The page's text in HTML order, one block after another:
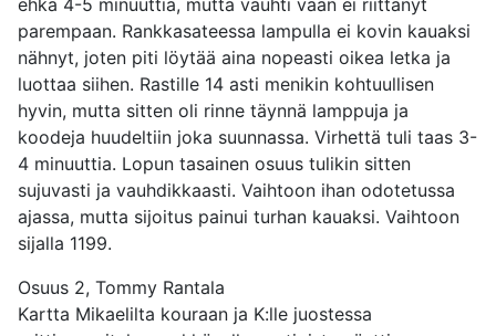
parempaan. Rankkasateessa lampulla ei kovin kauaksi
nähnyt, joten piti löytää aina nopeasti oikea letka ja
luottaa siihen. Rastille 14 asti menikin kohtuullisen
hyvin, mutta sitten oli rinne täynnä lamppuja ja
koodeja huudeltiin joka suunnassa. Virhettä tuli taas 3-
4 minuuttia. Lopun tasainen osuus tulikin sitten
sujuvasti ja vauhdikkaasti. Vaihtoon ihan odotetussa
ajassa, mutta sijoitus painui turhan kauaksi. Vaihtoon
sijalla 1199.
Osuus 2, Tommy Rantala
Kartta Mikaelilta kouraan ja K:lle juostessa